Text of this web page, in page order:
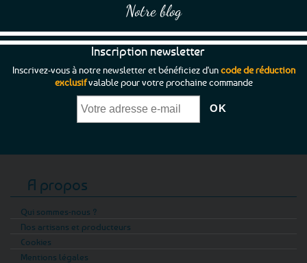
Notre blog
Inscription newsletter
Inscrivez-vous à notre newsletter et bénéficiez d'uncode de réduction
exclusifvalable pour votre prochaine commande
A propos
Qui sommes-nous ?
Nos artisans et producteurs
Cookies
Mentions légales